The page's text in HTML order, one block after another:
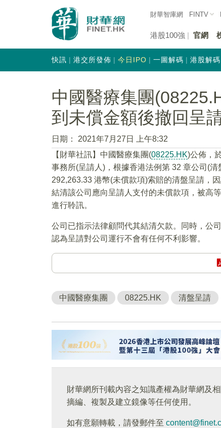
財華智庫網 FINTV
港股100強 官網
快訊 港交所發佈 今日IPO 一圖解碼 港股解碼
中國醫療集團
到未償金額後撤回呈
日期：
2021年7月27日 上午8:32
【財華社訊】中國醫療集團(08225.HK)公佈，
事務所(呈請人)，根據香港法例第 32 章公司(
292,263.33 港幣(未償款項)索賠的清盤呈請，
結清該公司應向呈請人支付的未償款項，被高
進行聆訊。
公司已指示法律顧問代其結清欠款。同時，公
認為呈請對公司運行不會有任何不利影響。
中國醫療集團 08225.HK 清盤呈請
財華網所刊載內容之知識產權為財華網及
摘編、複製及建立鏡像等任何使用。
如有意願轉載，請發郵件至